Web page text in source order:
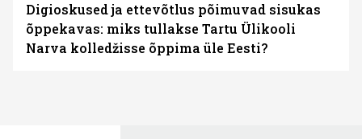
Digioskused ja ettevõtlus põimuvad sisukas
õppekavas: miks tullakse Tartu Ülikooli
Narva kolledžisse õppima üle Eesti?